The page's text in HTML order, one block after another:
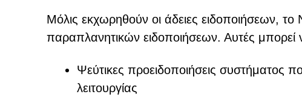
Μόλις εκχωρηθούν οι άδειες ειδοποιήσεων,
παραπλανητικών ειδοποιήσεων. Αυτές μπορεί
Ψεύτικες προειδοποιήσεις συστήματος
λειτουργίας